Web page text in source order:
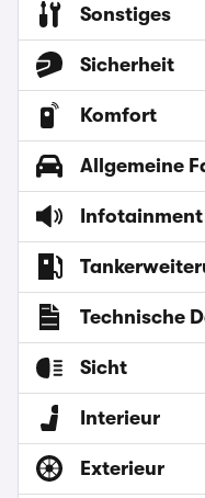
Sonstiges
Sicherheit
Komfort
Allgemeine
Infotainment
Technische
Sicht
Interieur
Exterieur